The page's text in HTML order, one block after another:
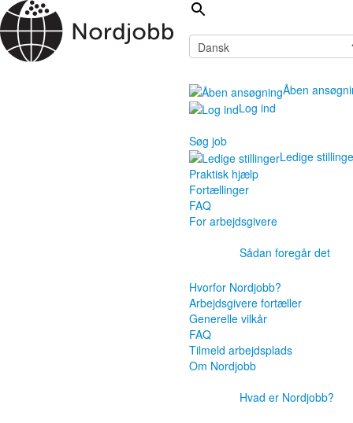
Åben
Log ind
Søg job
Ledige
Praktisk hjælp
Fortællinger
FAQ
For arbejdsgivere
Sådan foregår det
Hvorfor Nordjobb?
Arbejdsgivere fortæller
Generelle vilkår
FAQ
Tilmeld arbejdsplads
Om Nordjobb
Hvad er Nordjobb?